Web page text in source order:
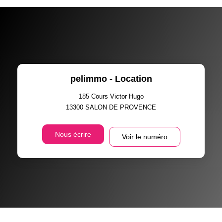
pelimmo - Location
185 Cours Victor Hugo
13300 SALON DE PROVENCE
Nous écrire Voir le numéro